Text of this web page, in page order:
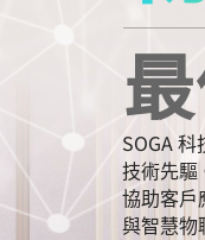
SOGA
技術先驅
協助客戶
與智慧物